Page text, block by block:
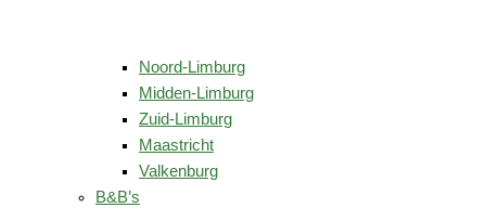
Noord-Limburg
Midden-Limburg
Zuid-Limburg
Maastricht
Valkenburg
B&B’s